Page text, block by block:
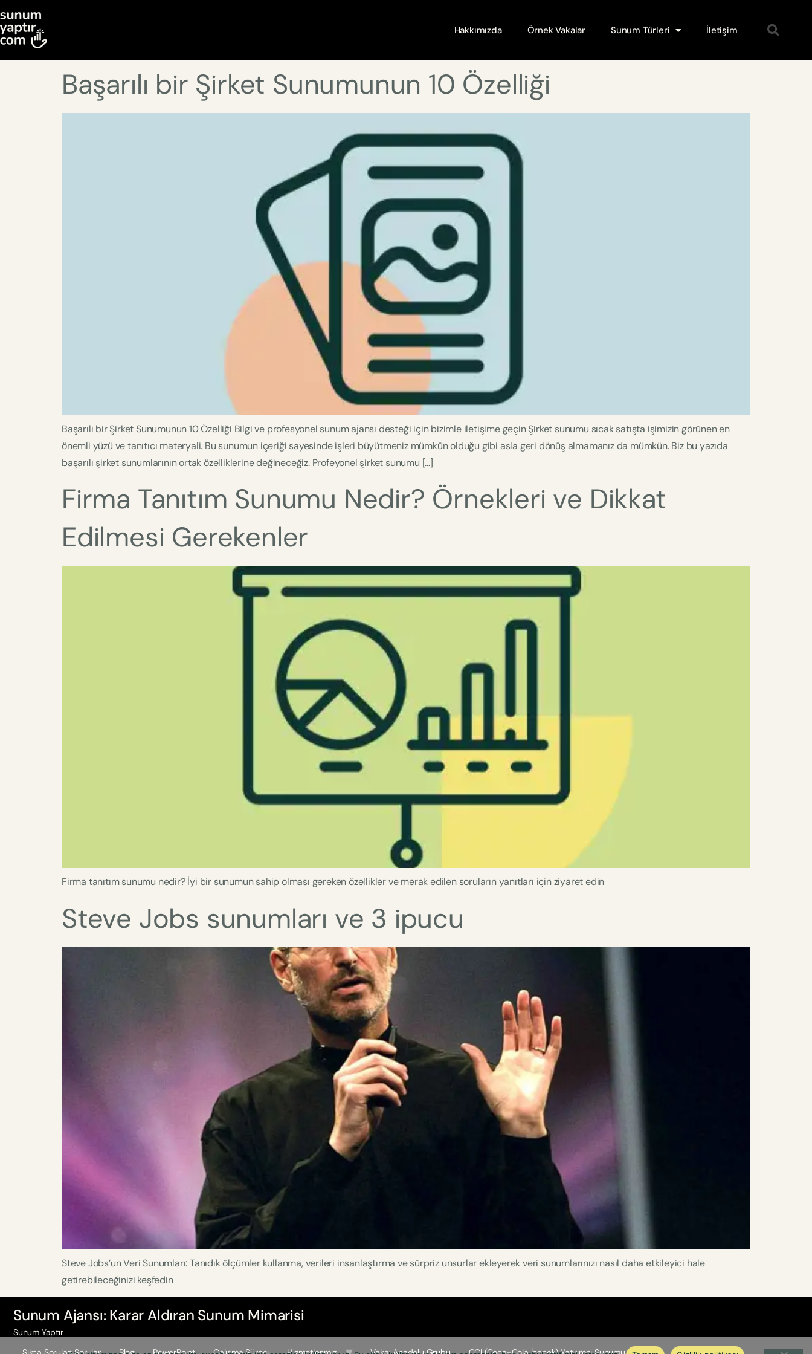
Hakkımızda Örnek Vakalar Sunum Türleri İletişim
Başarılı bir Şirket Sunumunun 10 Özelliği
Başarılı bir Şirket Sunumunun 10 Özelliği Bilgi ve profesyonel sunum ajansı desteği için bizimle iletişime geçin Şirket sunumu sıcak satışta işimizin görünen en
önemli yüzü ve tanıtıcı materyali. Bu sunumun içeriği sayesinde işleri büyütmeniz mümkün olduğu gibi asla geri dönüş almamanız da mümkün. Biz bu yazıda
başarılı şirket sunumlarının ortak özelliklerine değineceğiz. Profeyonel şirket sunumu […]
Firma Tanıtım Sunumu Nedir? Örnekleri ve Dikkat
Edilmesi Gerekenler
Firma tanıtım sunumu nedir? İyi bir sunumun sahip olması gereken özellikler ve merak edilen soruların yanıtları için ziyaret edin
Steve Jobs sunumları ve 3 ipucu
Steve Jobs’un Veri Sunumları: Tanıdık ölçümler kullanma, verileri insanlaştırma ve sürpriz unsurlar ekleyerek veri sunumlarınızı nasıl daha etkileyici hale
getirebileceğinizi keşfedin
Sunum Ajansı: Karar Aldıran Sunum Mimarisi
Sunum Yaptır